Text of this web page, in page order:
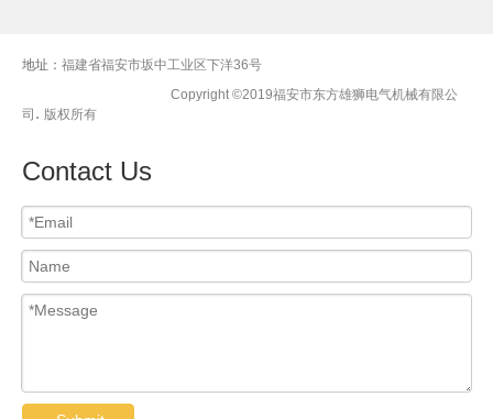
地址： 福建省福安市坂中工业区下洋36号
Copyright ©2019福安市东方雄狮电气机械有限公
司 . 版权所有
Contact Us